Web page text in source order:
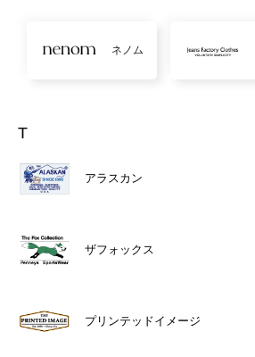
ネノム
T
アラスカン
ザフォックス
プリンテッドイメージ